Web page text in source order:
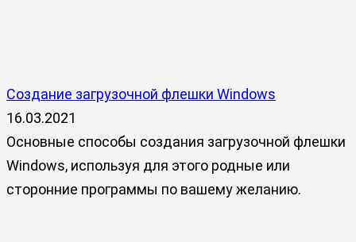
Создание загрузочной флешки Windows
16.03.2021
Основные способы создания загрузочной флешки
Windows, используя для этого родные или
сторонние программы по вашему желанию.